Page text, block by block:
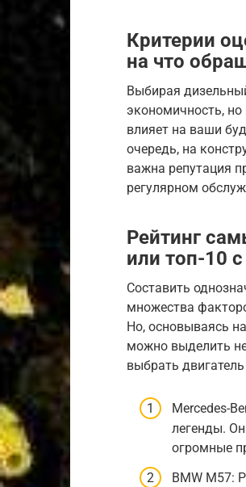
Критерии
на что
Выбирая
экономичность,
влияет на ваши
очередь, на
важна репутация
регулярном
Рейтинг
или топ-10
Составить
множества
Но, основываясь
можно выделить
выбрать
Mercedes-
легенды.
огромные
BMW M57: